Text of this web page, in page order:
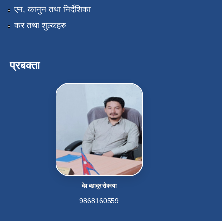
एन, कानुन तथा निर्देशिका
कर तथा शुल्कहरु
प्रबक्ता
देव बहादुर रोकाया
9868160559